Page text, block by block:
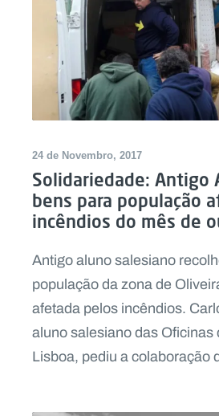
24 de Novembro, 2017
Solidariedade: Antigo
bens para população
incêndios do mês de
Antigo aluno salesiano
população da zona de
afetada pelos incêndios.
aluno salesiano das Oficinas
Lisboa, pediu a colaboração